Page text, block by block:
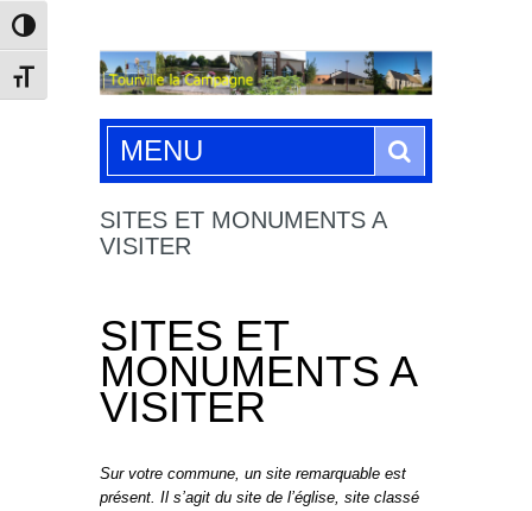
Passer en contraste élevé
Changer la taille de la police
MENU
SITES ET MONUMENTS A
VISITER
SITES ET
MONUMENTS A
VISITER
Sur votre commune, un site remarquable est
présent. Il s’agit du site de l’église, site classé